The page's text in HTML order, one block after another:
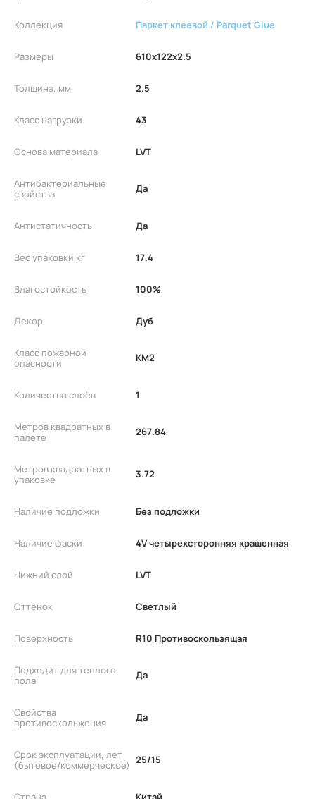
Коллекция Паркет клеевой / Parquet Glue
Размеры 610x122x2.5
Толщина, мм 2.5
Класс нагрузки 43
Основа материала LVT
Антибактериальные
свойства
Да
Антистатичность Да
Вес упаковки кг 17.4
Влагостойкость 100%
Декор Дуб
Класс пожарной
опасности
КМ2
Количество слоёв 1
Метров квадратных в
палете
267.84
Метров квадратных в
упаковке
3.72
Наличие подложки Без подложки
Наличие фаски 4V четырехсторонняя крашенная
Нижний слой LVT
Оттенок Светлый
Поверхность R10 Противоскользящая
Подходит для теплого
пола
Да
Свойства
противоскольжения
Да
Срок эксплуатации, лет
(бытовое/коммерческое) 25/15